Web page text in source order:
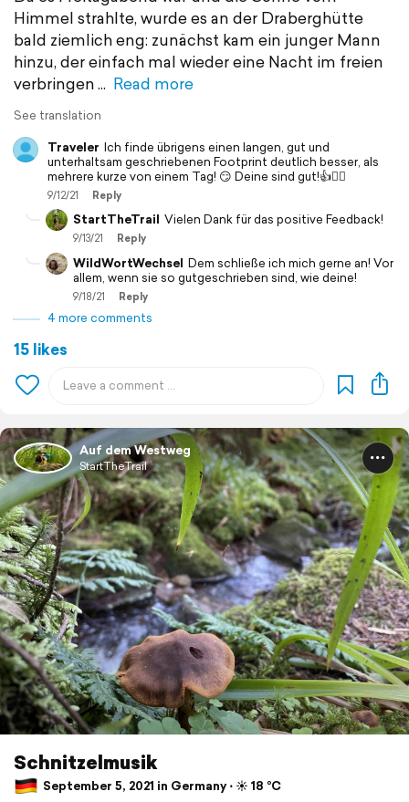
Himmel strahlte, wurde es an der Draberghütte
bald ziemlich eng: zunächst kam ein junger Mann
hinzu, der einfach mal wieder eine Nacht im freien
verbringen
Read more
See translation
Traveler Ich finde übrigens einen langen, gut und
unterhaltsam geschriebenen Footprint deutlich besser, als
mehrere kurze von einem Tag! 😏 Deine sind gut!👍🙋‍♂️
9/12/21 Reply
StartTheTrail Vielen Dank für das positive Feedback!
9/13/21 Reply
WildWortWechsel Dem schließe ich mich gerne an! Vor
allem, wenn sie so gutgeschrieben sind, wie deine!
9/18/21 Reply
4 more comments
15 likes
Auf dem Westweg
StartTheTrail
Schnitzelmusik
September 5, 2021 in Germany ⋅ ☀️ 18 °C